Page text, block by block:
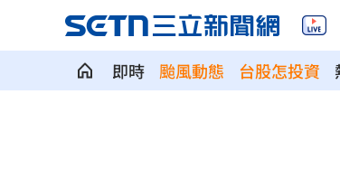
即時 颱風動態 台股怎投資